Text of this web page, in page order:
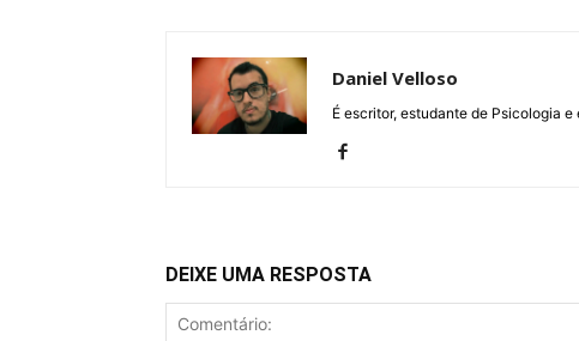
Daniel Velloso
É escritor, estudante de Psicologia
DEIXE UMA RESPOSTA